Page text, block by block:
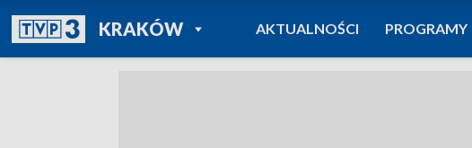
KRAKÓWPOWRÓT DO
TVP REGIONY
AKTUALNOŚCI PROGRAMY